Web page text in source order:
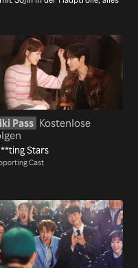
Pass Kostenlose
Stars
Cast